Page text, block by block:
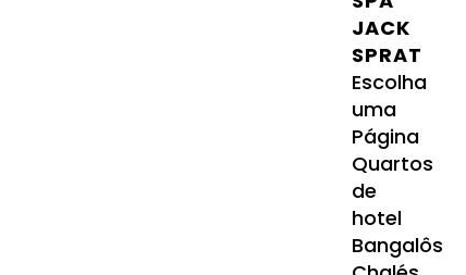
JACK
SPRAT
Escolha
uma
Página
Quartos
de
hotel
Bangalôs